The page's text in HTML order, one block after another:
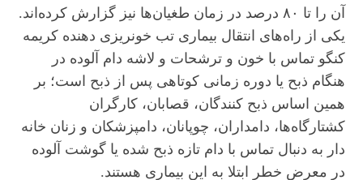
آن را تا ۸۰ درصد در زمان طغیان‌ها نیز گزارش کرده‌اند.
یکی از راه‌های انتقال بیماری تب خونریزی دهنده کریمه
کنگو تماس با خون و ترشحات و لاشه دام آلوده در
هنگام ذبح یا دوره زمانی کوتاهی پس از ذبح است؛ بر
همین اساس ذبح کنندگان، قصابان، کارگران
کشتارگاه‌ها، دامداران، چوپانان، دامپزشکان و زنان خانه
دار به دنبال تماس با دام تازه ذبح شده یا گوشت آلوده
در معرض خطر ابتلا به این بیماری هستند.